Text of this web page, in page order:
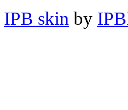
IPB skin by